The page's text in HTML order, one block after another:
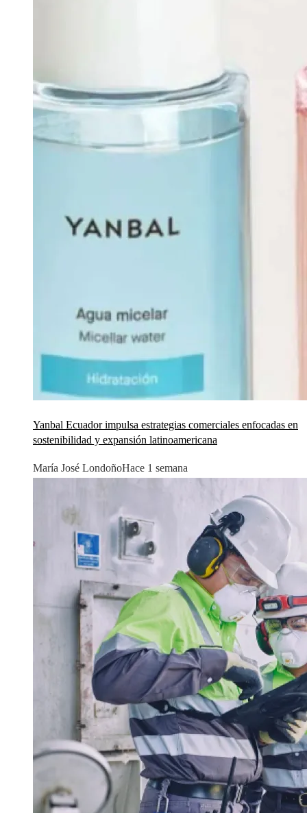
Yanbal Ecuador impulsa estrategias comerciales enfocadas en
sostenibilidad y expansión latinoamericana
María José LondoñoHace 1 semana